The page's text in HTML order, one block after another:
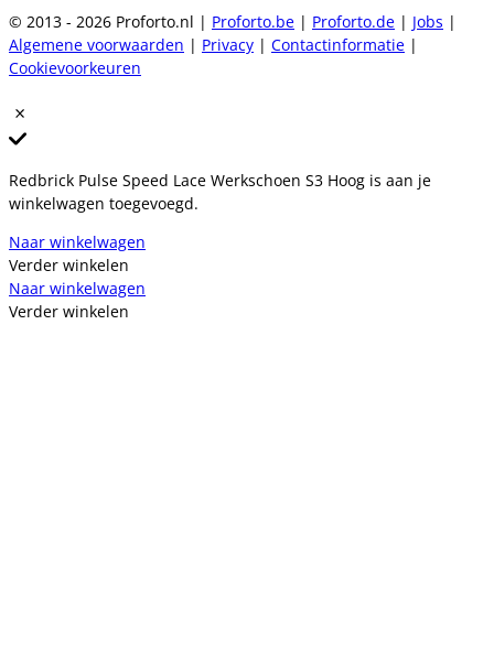
© 2013 - 2026 Proforto.nl | Proforto.be | Proforto.de | Jobs |
Algemene voorwaarden | Privacy | Contactinformatie |
Cookievoorkeuren
Redbrick Pulse Speed Lace Werkschoen S3 Hoog is aan je
winkelwagen toegevoegd.
Naar winkelwagen
Verder winkelen
Naar winkelwagen
Verder winkelen